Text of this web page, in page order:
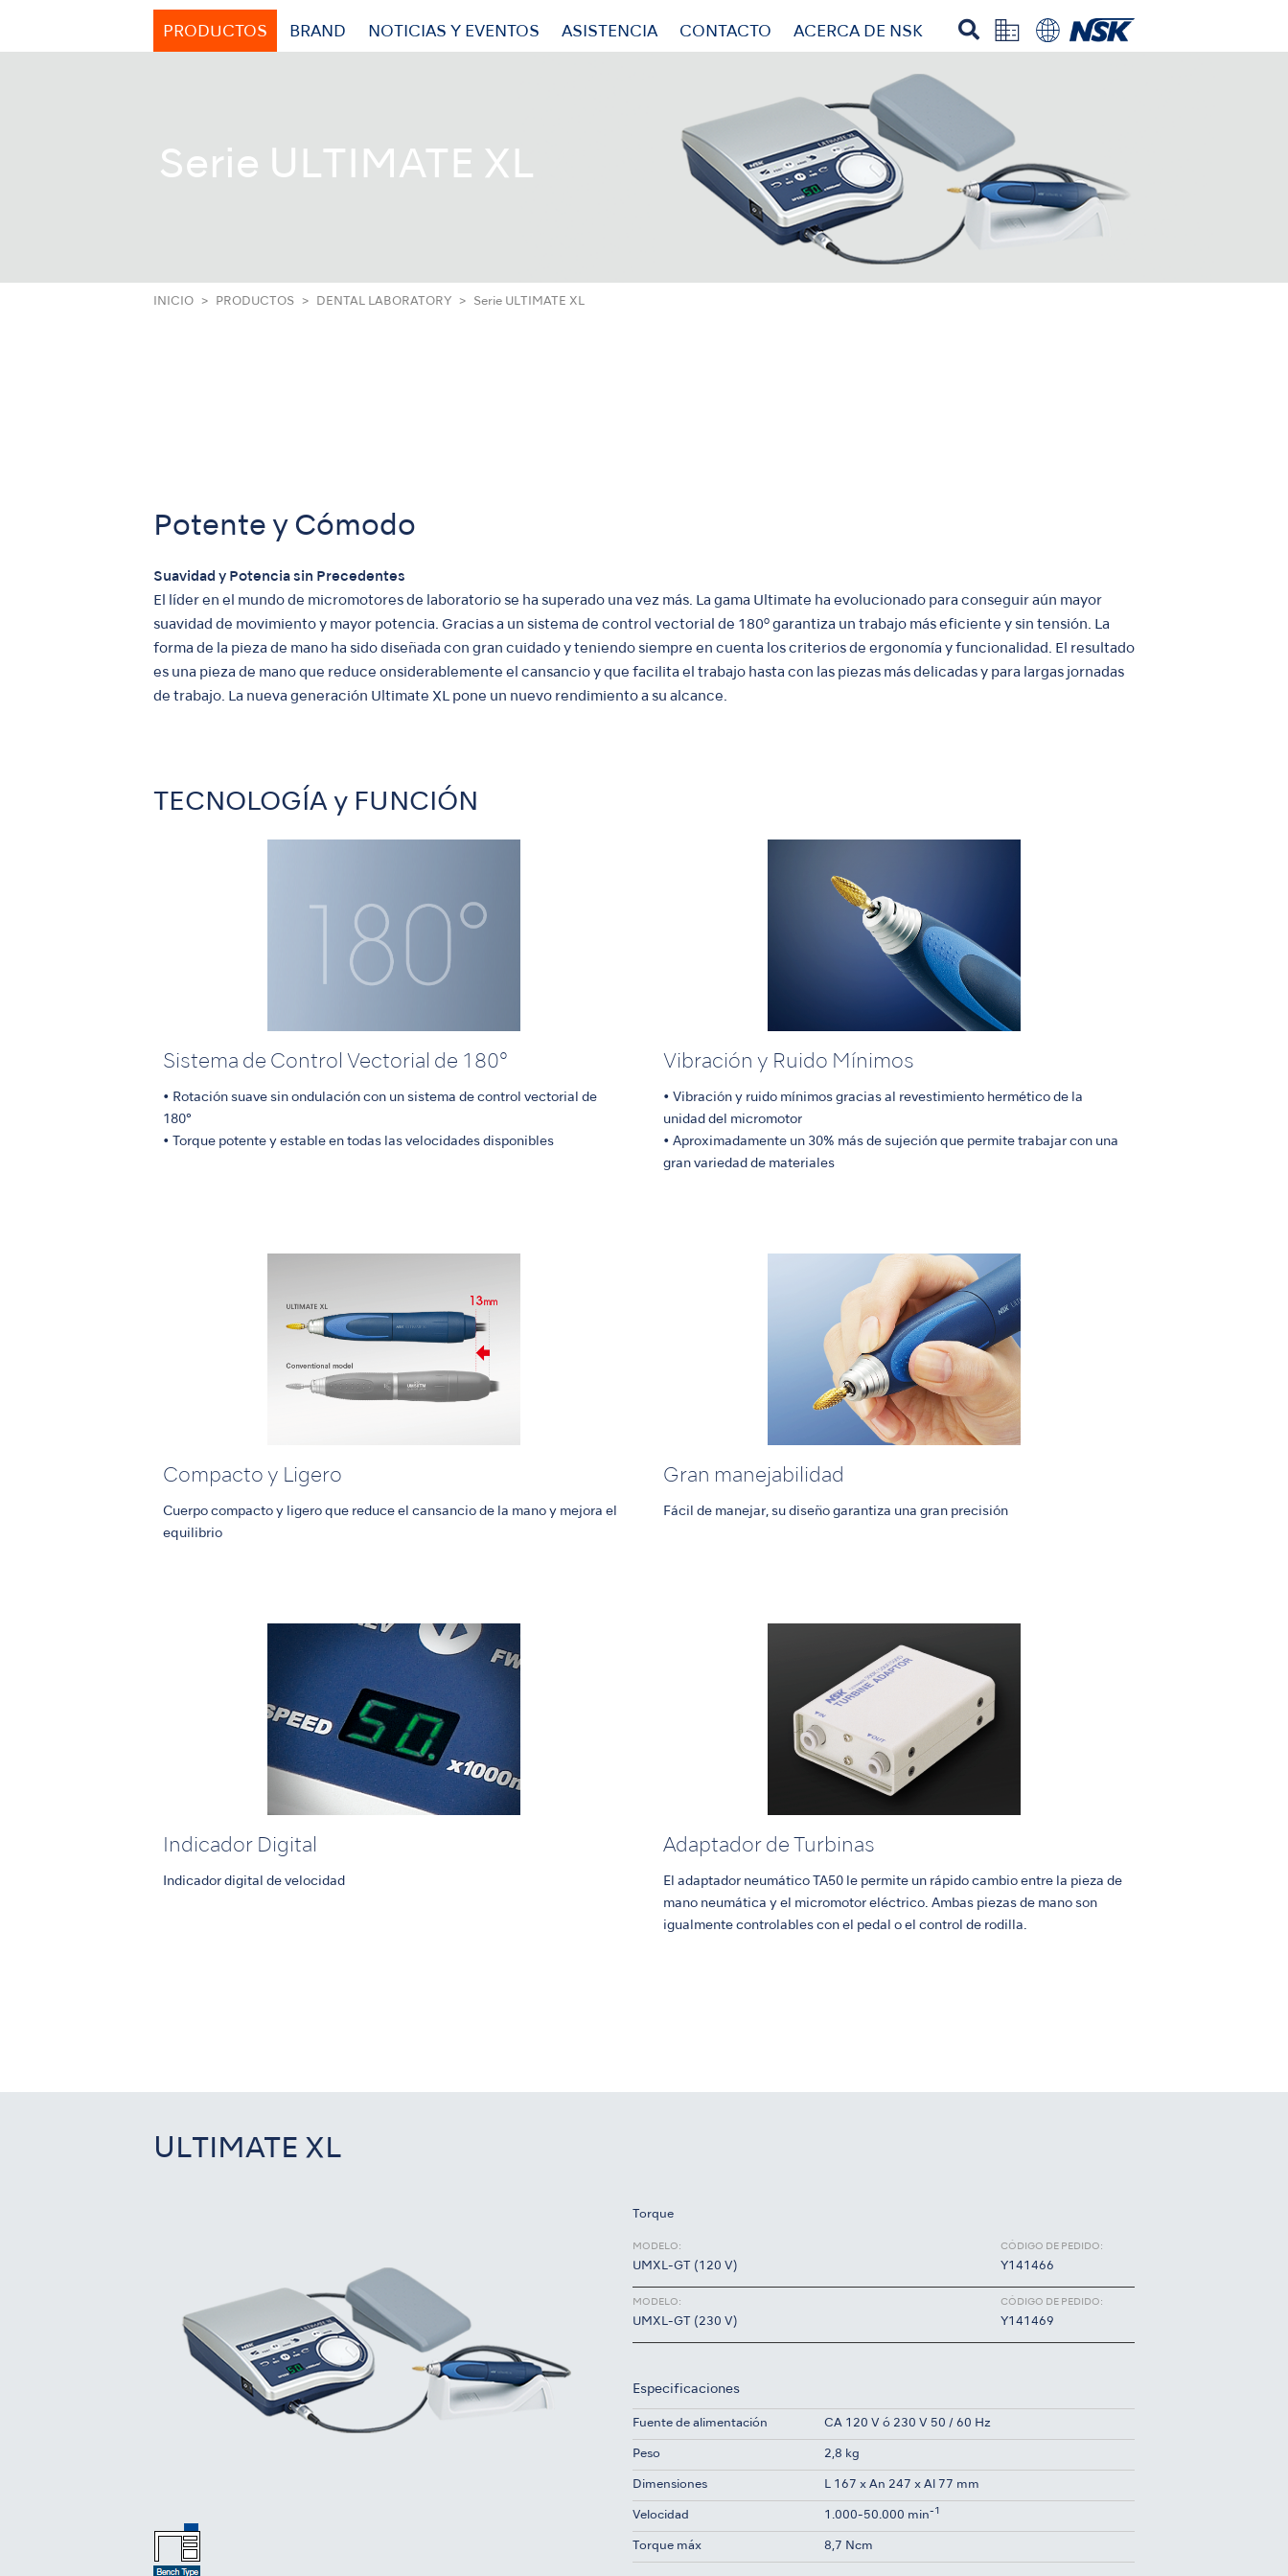
PRODUCTOS BRAND NOTICIAS Y EVENTOS ASISTENCIA CONTACTO ACERCA DE NSK
Serie ULTIMATE XL
INICIO PRODUCTOS DENTAL LABORATORY Serie ULTIMATE XL
Potente y Cómodo
Suavidad y Potencia sin Precedentes
El líder en el mundo de micromotores de laboratorio se ha superado una vez más. La gama Ultimate ha evolucionado para conseguir aún mayor
suavidad de movimiento y mayor potencia. Gracias a un sistema de control vectorial de 180º garantiza un trabajo más eficiente y sin tensión. La
forma de la pieza de mano ha sido diseñada con gran cuidado y teniendo siempre en cuenta los criterios de ergonomía y funcionalidad. El resultado
es una pieza de mano que reduce onsiderablemente el cansancio y que facilita el trabajo hasta con las piezas más delicadas y para largas jornadas
de trabajo. La nueva generación Ultimate XL pone un nuevo rendimiento a su alcance.
TECNOLOGÍA y FUNCIÓN
Sistema de Control Vectorial de 180°
• Rotación suave sin ondulación con un sistema de control vectorial de
180°
• Torque potente y estable en todas las velocidades disponibles
Vibración y Ruido Mínimos
• Vibración y ruido mínimos gracias al revestimiento hermético de la
unidad del micromotor
• Aproximadamente un 30% más de sujeción que permite trabajar con una
gran variedad de materiales
Compacto y Ligero
Cuerpo compacto y ligero que reduce el cansancio de la mano y mejora el
equilibrio
Gran manejabilidad
Fácil de manejar, su diseño garantiza una gran precisión
Indicador Digital
Indicador digital de velocidad
Adaptador de Turbinas
El adaptador neumático TA50 le permite un rápido cambio entre la pieza de
mano neumática y el micromotor eléctrico. Ambas piezas de mano son
igualmente controlables con el pedal o el control de rodilla.
ULTIMATE XL
Torque
MODELO:
UMXL-GT (120 V)
CÓDIGO DE PEDIDO:
Y141466
MODELO:
UMXL-GT (230 V)
CÓDIGO DE PEDIDO:
Y141469
Especificaciones
Fuente de alimentación CA 120 V ó 230 V 50 / 60 Hz
Peso 2,8 kg
Dimensiones L 167 x An 247 x Al 77 mm
Velocidad 1.000-50.000 min-1
Torque máx 8,7 Ncm